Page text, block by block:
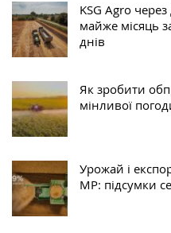
KSG Agro
майже місяць
днів
Як зробити
мінливої
Урожай і
МР: підсумки